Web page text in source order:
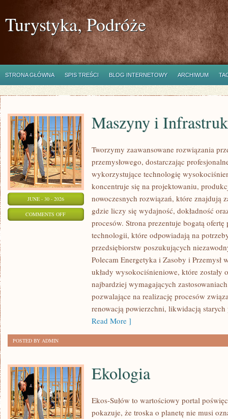
Turystyka, Podróże
STRONA GŁÓWNA SPIS TREŚCI BLOG INTERNETOWY ARCHIWUM
JUNE - 30 - 2026
COMMENTS OFFON
INFRASTRUKTURA
Maszyny i
Tworzymy zaawansowane rozwiązania
przemysłowego, dostarczając
wykorzystujące technologię
koncentruje się na projektowaniu,
nowoczesnych rozwiązań, które znajdują
gdzie liczy się wydajność, dokładność
procesów. Strona prezentuje bogatą ofertę
technologii, które odpowiadają na
przedsiębiorstw poszukujących
Polecam Energetyka i Zasoby i Przemysł
układy wysokociśnieniowe, które zostały
najbardziej wymagających
pozwalające na realizację procesów
renowacją powierzchni, likwidacją
Read More ]
POSTED BY ADMIN
Ekologia
Ekos-Sułów to wartościowy portal
pokazuje, że troska o planetę nie musi